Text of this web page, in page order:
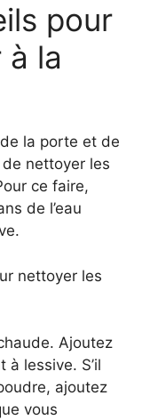
pour
la
la porte et de
nettoyer les
ce faire,
de l’eau
nettoyer les
Ajoutez
lessive. S’il
ajoutez
vous